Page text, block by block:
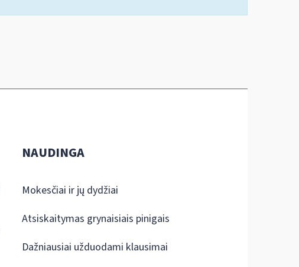
NAUDINGA
Mokesčiai ir jų dydžiai
Atsiskaitymas grynaisiais pinigais
Dažniausiai užduodami klausimai